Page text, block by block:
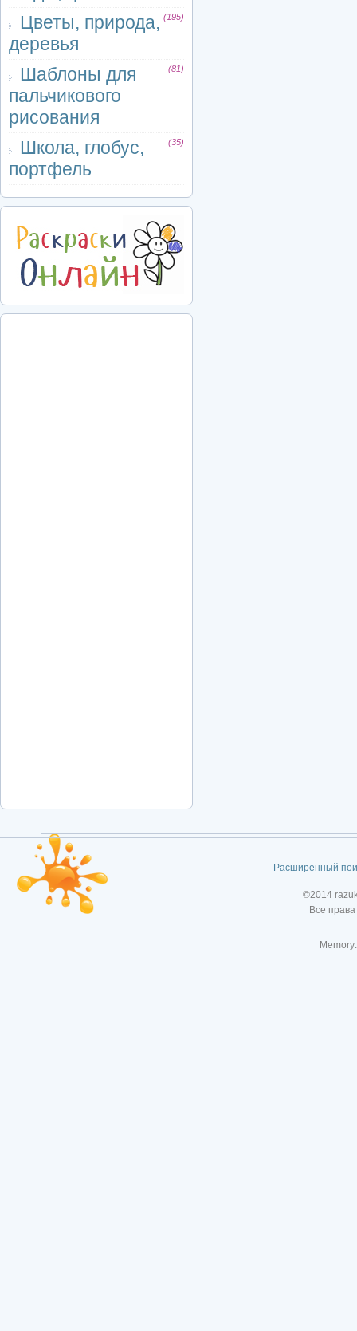
Цветы, природа,
деревья
(195)
Шаблоны для
пальчикового
рисования
(81)
Школа, глобус,
портфель
(35)
Расширенный
©2014
Все